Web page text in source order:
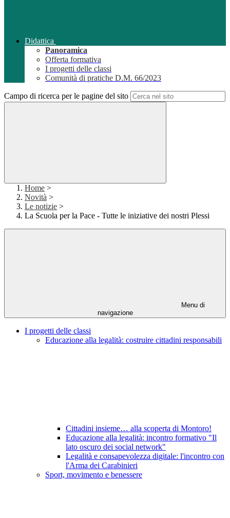
Didattica
Panoramica
Offerta formativa
I progetti delle classi
Comunità di pratiche D.M. 66/2023
Campo di ricerca per le pagine del sito
Home >
Novità >
Le notizie >
La Scuola per la Pace - Tutte le iniziative dei nostri Plessi
Menu di
navigazione
I progetti delle classi
Educazione alla legalità: costruire cittadini responsabili
Cittadini insieme… alla scoperta di Montoro!
Educazione alla legalità: incontro formativo "Il
lato oscuro dei social network"
Legalità e consapevolezza digitale: l'incontro con
l'Arma dei Carabinieri
Sport, movimento e benessere